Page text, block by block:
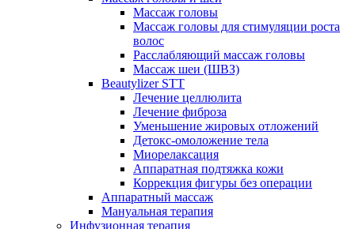
Массаж головы
Массаж головы для стимуляции роста
волос
Расслабляющий массаж головы
Массаж шеи (ШВЗ)
Beautylizer STT
Лечение целлюлита
Лечение фиброза
Уменьшение жировых отложений
Детокс-омоложение тела
Миорелаксация
Аппаратная подтяжка кожи
Коррекция фигуры без операции
Аппаратный массаж
Мануальная терапия
Инфузионная терапия